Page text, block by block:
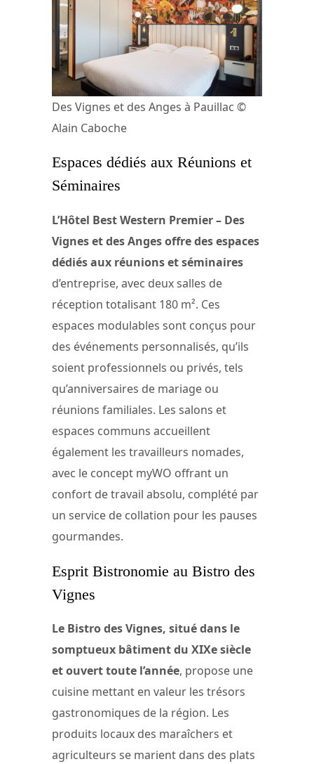
Des Vignes et des Anges à Pauillac ©
Alain Caboche
Espaces dédiés aux Réunions et
Séminaires
L’Hôtel Best Western Premier – Des
Vignes et des Anges offre des espaces
dédiés aux réunions et séminaires
d’entreprise, avec deux salles de
réception totalisant 180 m². Ces
espaces modulables sont conçus pour
des événements personnalisés, qu’ils
soient professionnels ou privés, tels
qu’anniversaires de mariage ou
réunions familiales. Les salons et
espaces communs accueillent
également les travailleurs nomades,
avec le concept myWO offrant un
confort de travail absolu, complété par
un service de collation pour les pauses
gourmandes.
Esprit Bistronomie au Bistro des
Vignes
Le Bistro des Vignes, situé dans le
somptueux bâtiment du XIXe siècle
et ouvert toute l’année, propose une
cuisine mettant en valeur les trésors
gastronomiques de la région. Les
produits locaux des maraîchers et
agriculteurs se marient dans des plats